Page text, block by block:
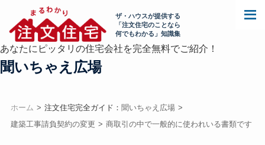
ザ・ハウスが提供する
「注文住宅のことなら
何でもわかる」知識集
あなたにピッタリの住宅会社を完全無料でご紹介！
聞いちゃえ広場
ホーム 注文住宅完全ガイド： 聞いちゃえ広場
建築工事請負契約の変更
商取引の中で一般的に使われいる書類です